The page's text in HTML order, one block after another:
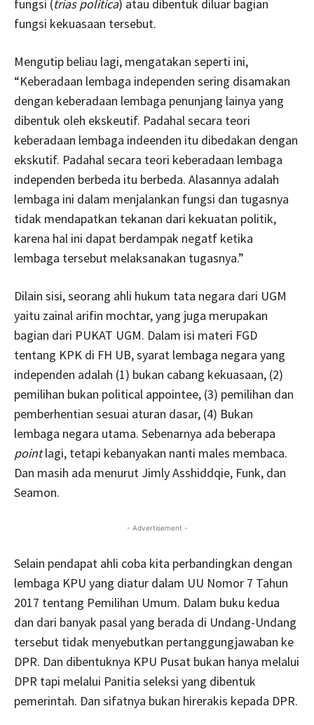
fungsi (trias politica) atau dibentuk diluar bagian
fungsi kekuasaan tersebut.
Mengutip beliau lagi, mengatakan seperti ini,
“Keberadaan lembaga independen sering disamakan
dengan keberadaan lembaga penunjang lainya yang
dibentuk oleh ekskeutif. Padahal secara teori
keberadaan lembaga indeenden itu dibedakan dengan
ekskutif. Padahal secara teori keberadaan lembaga
independen berbeda itu berbeda. Alasannya adalah
lembaga ini dalam menjalankan fungsi dan tugasnya
tidak mendapatkan tekanan dari kekuatan politik,
karena hal ini dapat berdampak negatf ketika
lembaga tersebut melaksanakan tugasnya.”
Dilain sisi, seorang ahli hukum tata negara dari UGM
yaitu zainal arifin mochtar, yang juga merupakan
bagian dari PUKAT UGM. Dalam isi materi FGD
tentang KPK di FH UB, syarat lembaga negara yang
independen adalah (1) bukan cabang kekuasaan, (2)
pemilihan bukan political appointee, (3) pemilihan dan
pemberhentian sesuai aturan dasar, (4) Bukan
lembaga negara utama. Sebenarnya ada beberapa
pointlagi, tetapi kebanyakan nanti males membaca.
Dan masih ada menurut Jimly Asshiddqie, Funk, dan
Seamon.
- Advertisement -
Selain pendapat ahli coba kita perbandingkan dengan
lembaga KPU yang diatur dalam UU Nomor 7 Tahun
2017 tentang Pemilihan Umum. Dalam buku kedua
dan dari banyak pasal yang berada di Undang-Undang
tersebut tidak menyebutkan pertanggungjawaban ke
DPR. Dan dibentuknya KPU Pusat bukan hanya melalui
DPR tapi melalui Panitia seleksi yang dibentuk
pemerintah. Dan sifatnya bukan hirerakis kepada DPR.